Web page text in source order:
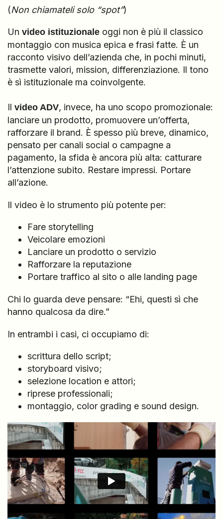
(Non chiamateli solo “spot”)
Un video istituzionale oggi non è più il classico
montaggio con musica epica e frasi fatte. È un
racconto visivo dell’azienda che, in pochi minuti,
trasmette valori, mission, differenziazione. Il tono
è sì istituzionale ma coinvolgente.
Il video ADV, invece, ha uno scopo promozionale:
lanciare un prodotto, promuovere un’offerta,
rafforzare il brand. È spesso più breve, dinamico,
pensato per canali social o campagne a
pagamento, la sfida è ancora più alta: catturare
l’attenzione subito. Restare impressi. Portare
all’azione.
Il video è lo strumento più potente per:
Fare storytelling
Veicolare emozioni
Lanciare un prodotto o servizio
Rafforzare la reputazione
Portare traffico al sito o alle landing page
Chi lo guarda deve pensare: “Ehi, questi sì che
hanno qualcosa da dire.”
In entrambi i casi, ci occupiamo di:
scrittura dello script;
storyboard visivo;
selezione location e attori;
riprese professionali;
montaggio, color grading e sound design.